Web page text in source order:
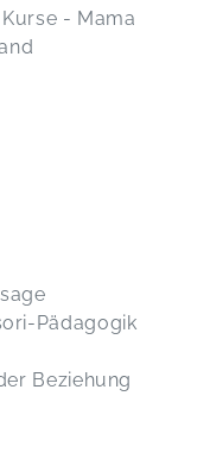
- Mama
Pädagogik
Beziehung